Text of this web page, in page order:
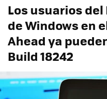
Los usuarios
de Windows en
Ahead ya
Build 18242